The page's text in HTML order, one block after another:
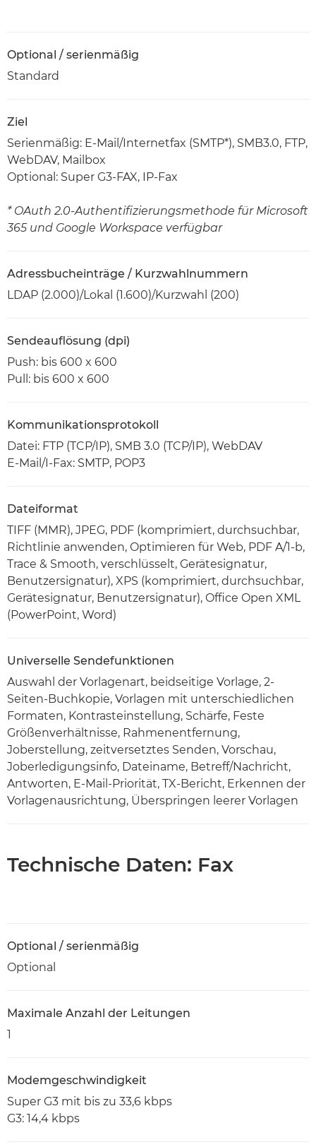
Optional / serienmäßig
Standard
Ziel
Serienmäßig: E-Mail/Internetfax (SMTP*), SMB3.0, FTP,
WebDAV, Mailbox
Optional: Super G3-FAX, IP-Fax
* OAuth 2.0-Authentifizierungsmethode für Microsoft
365 und Google Workspace verfügbar
Adressbucheinträge / Kurzwahlnummern
LDAP (2.000)/Lokal (1.600)/Kurzwahl (200)
Sendeauflösung (dpi)
Push: bis 600 x 600
Pull: bis 600 x 600
Kommunikationsprotokoll
Datei: FTP (TCP/IP), SMB 3.0 (TCP/IP), WebDAV
E-Mail/I-Fax: SMTP, POP3
Dateiformat
TIFF (MMR), JPEG, PDF (komprimiert, durchsuchbar,
Richtlinie anwenden, Optimieren für Web, PDF A/1-b,
Trace & Smooth, verschlüsselt, Gerätesignatur,
Benutzersignatur), XPS (komprimiert, durchsuchbar,
Gerätesignatur, Benutzersignatur), Office Open XML
(PowerPoint, Word)
Universelle Sendefunktionen
Auswahl der Vorlagenart, beidseitige Vorlage, 2-
Seiten-Buchkopie, Vorlagen mit unterschiedlichen
Formaten, Kontrasteinstellung, Schärfe, Feste
Größenverhältnisse, Rahmenentfernung,
Joberstellung, zeitversetztes Senden, Vorschau,
Joberledigungsinfo, Dateiname, Betreff/Nachricht,
Antworten, E-Mail-Priorität, TX-Bericht, Erkennen der
Vorlagenausrichtung, Überspringen leerer Vorlagen
Technische Daten: Fax
Optional / serienmäßig
Optional
Maximale Anzahl der Leitungen
1
Modemgeschwindigkeit
Super G3 mit bis zu 33,6 kbps
G3: 14,4 kbps